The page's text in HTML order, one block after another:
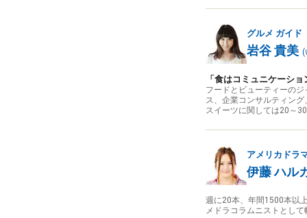
グルメ ガイド
岩谷 貴美 (
「食はコミュニケーシ
フードとビューティーの
ス、企業コンサルティン
スイーツに関しては20～
アメリカドラ
伊藤 ハル
週に20本、年間1500本以
メドラコラムニストとし